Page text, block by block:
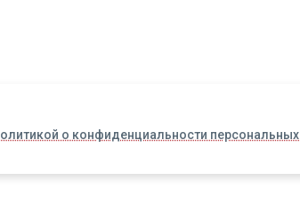
о конфиденциальности персональных